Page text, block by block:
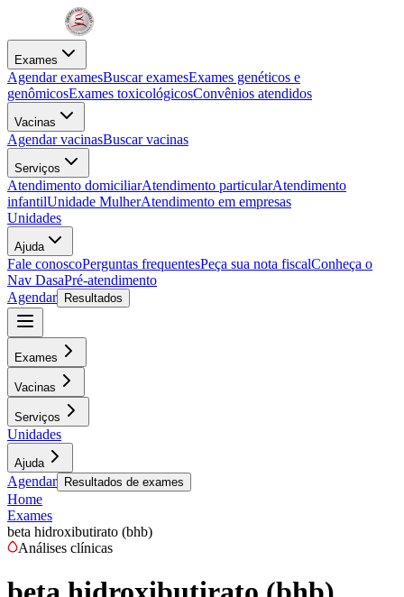
Exames
Agendar examesBuscar examesExames genéticos e
genômicosExames toxicológicosConvênios atendidos
Vacinas
Agendar vacinasBuscar vacinas
Serviços
Atendimento domiciliarAtendimento particularAtendimento
infantilUnidade MulherAtendimento em empresas
Unidades
Ajuda
Fale conoscoPerguntas frequentesPeça sua nota fiscalConheça o
Nav DasaPré-atendimento
Agendar
Resultados
Exames
Vacinas
Serviços
Unidades
Ajuda
Agendar Resultados de exames
Home
Exames
beta hidroxibutirato (bhb)
Análises clínicas